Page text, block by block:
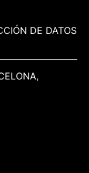
DE DATOS